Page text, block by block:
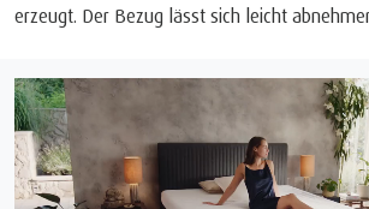
erzeugt. Der Bezug lässt sich leicht